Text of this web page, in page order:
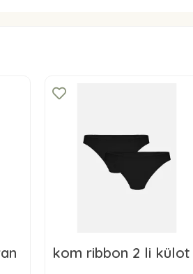
kom ribbon 2 li külot